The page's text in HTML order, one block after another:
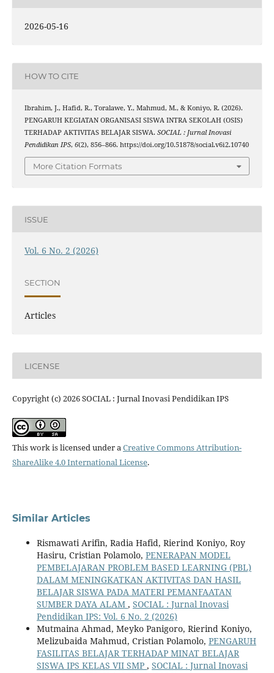
2026-05-16
HOW TO CITE
Ibrahim, J., Hafid, R., Toralawe, Y., Mahmud, M., & Koniyo, R. (2026).
PENGARUH KEGIATAN ORGANISASI SISWA INTRA SEKOLAH (OSIS)
TERHADAP AKTIVITAS BELAJAR SISWA. SOCIAL : Jurnal Inovasi
Pendidikan IPS, 6(2), 856–866. https://doi.org/10.51878/social.v6i2.10740
More Citation Formats
ISSUE
Vol. 6 No. 2 (2026)
SECTION
Articles
LICENSE
Copyright (c) 2026 SOCIAL : Jurnal Inovasi Pendidikan IPS
This work is licensed under aCreative Commons Attribution-
ShareAlike 4.0 International License.
Similar Articles
Rismawati Arifin, Radia Hafid, Rierind Koniyo, Roy
Hasiru, Cristian Polamolo, PENERAPAN MODEL
PEMBELAJARAN PROBLEM BASED LEARNING (PBL)
DALAM MENINGKATKAN AKTIVITAS DAN HASIL
BELAJAR SISWA PADA MATERI PEMANFAATAN
SUMBER DAYA ALAM , SOCIAL : Jurnal Inovasi
Pendidikan IPS: Vol. 6 No. 2 (2026)
Mutmaina Ahmad, Meyko Panigoro, Rierind Koniyo,
Melizubaida Mahmud, Cristian Polamolo, PENGARUH
FASILITAS BELAJAR TERHADAP MINAT BELAJAR
SISWA IPS KELAS VII SMP , SOCIAL : Jurnal Inovasi